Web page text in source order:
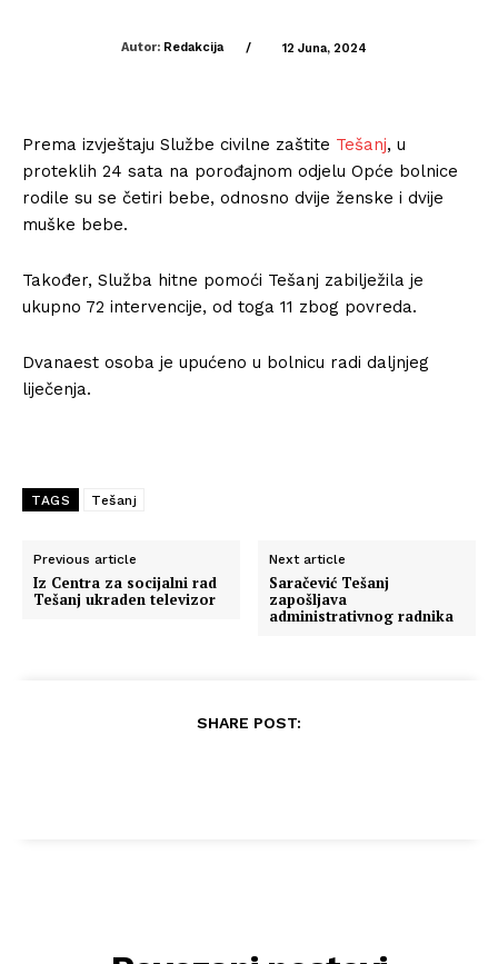
Autor: Redakcija / 12 Juna, 2024
Prema izvještaju Službe civilne zaštite Tešanj, u
proteklih 24 sata na porođajnom odjelu Opće bolnice
rodile su se četiri bebe, odnosno dvije ženske i dvije
muške bebe.
Također, Služba hitne pomoći Tešanj zabilježila je
ukupno 72 intervencije, od toga 11 zbog povreda.
Dvanaest osoba je upućeno u bolnicu radi daljnjeg
liječenja.
TAGS Tešanj
Previous article
Iz Centra za socijalni rad
Tešanj ukraden televizor
Next article
Saračević Tešanj
zapošljava
administrativnog radnika
SHARE POST: